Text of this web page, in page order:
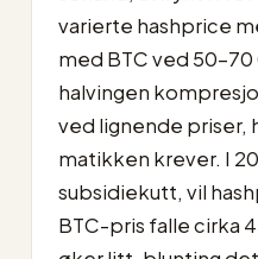
varierte hashprice
med BTC ved
halvingen
ved lignende priser,
matikken krever. I
subsidiekutt, vil
BTC-pris falle cirka